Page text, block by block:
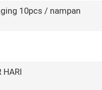
10pcs / nampan
HARI